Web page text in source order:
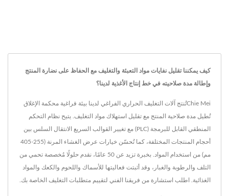
كيف يمكننا تقليل نفايات مواد التعبئة والتغليف مع الحفاظ على نضارة المنتج
وإطالة مدة صلاحيته في خط إنتاج الأغذية لدينا؟
Chie Meiتُنتج آلات التغليف الحراري الفراغي لدينا بيئة فراغية محكمة الإغلاق
تُطيل مدة صلاحية المنتج مع تقليل استهلاك مواد التغليف. يتيح نظام التحكم
المنطقي القابل للبرمجة (PLC) مع تغيير القوالب السريع الانتقال السلس بين
أحجام المنتجات المختلفة، كما تُحسّن خيارات عرض الغشاء المرنة (255-405
مم) من استخدام المواد. بخبرة تزيد عن 50 عامًا، نقدم حلولًا مُخصصة تحمي من
التلف والرطوبة والغبار، وقد أثبتت فعاليتها للأسماك واللحوم والكعك والمواد
الغذائية. اطلب استشارة من فريقنا الفني لتقييم متطلبات التغليف الخاصة بك.